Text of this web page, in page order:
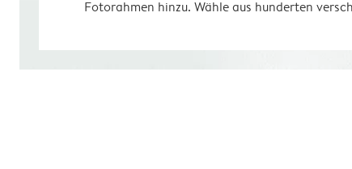
Fotorahmen hinzu. Wähle aus hunderten